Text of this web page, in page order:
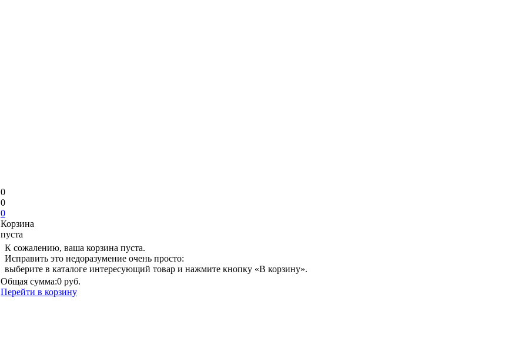
0
0
0
Корзина
пуста
К сожалению, ваша корзина пуста.
Исправить это недоразумение очень просто:
выберите в каталоге интересующий товар и нажмите кнопку «В корзину».
Общая сумма:0 руб.
Перейти в корзину